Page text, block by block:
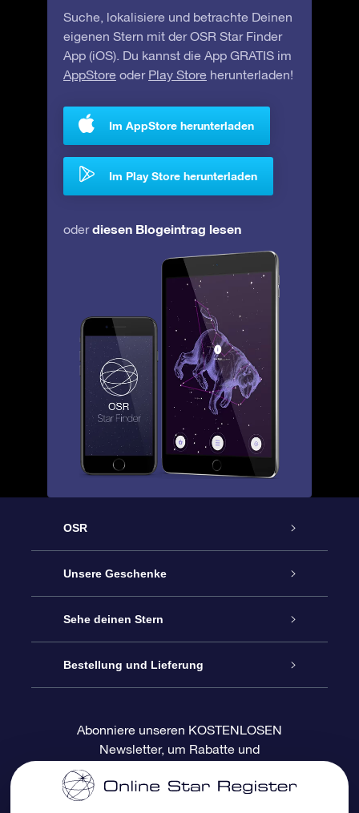
Suche, lokalisiere und betrachte Deinen
eigenen Stern mit der OSR Star Finder
App (iOS). Du kannst die App GRATIS im
AppStore oder Play Store herunterladen!
Im AppStore herunterladen
Im Play Store herunterladen
oderdiesen Blogeintrag lesen
OSR
Service
Kontakt
Blog
Bewertungen
Unsere Geschenke
Sterne schenken
OSR-Geschenkpaket
OSR-Geschenkgutschein
Firmengeschenke
Sehe deinen Stern
Sternregister
Personalisierte Sternseite
One Million Stars
Bestellung und Lieferung
Zahlungsinformationen
Versandinformationen
Abonniere unseren KOSTENLOSEN
Newsletter, um Rabatte und